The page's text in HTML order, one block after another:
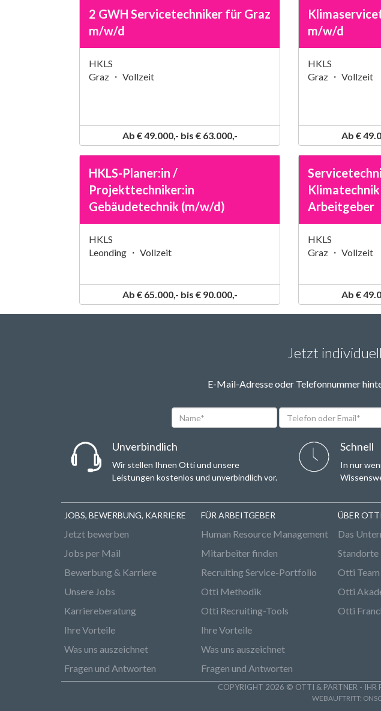
2 GWH Servicetechniker für Graz
m/w/d
HKLS
Graz ・ Vollzeit
Ab € 49.000,- bis € 63.000,-
m/w/d
HKLS
Graz ・ Vollzeit
Ab €
HKLS-Planer:in /
Projekttechniker:in
Gebäudetechnik (m/w/d)
HKLS
Leonding ・ Vollzeit
Ab € 65.000,- bis € 90.000,-
Arbeitgeber
HKLS
Graz ・ Vollzeit
Ab €
Jetzt
E-Mail-Adresse oder Telefonnummer
Name*
Telefon
oder
Unverbindlich
Wir stellen Ihnen Otti und unsere
Leistungen kostenlos und unverbindlich vor.
Schnell
In nur
JOBS, BEWERBUNG, KARRIERE
Jetzt bewerben
Jobs per Mail
Bewerbung & Karriere
Unsere Jobs
Karriereberatung
Ihre Vorteile
Was uns auszeichnet
Fragen und Antworten
FÜR ARBEITGEBER
Human Resource Management
Mitarbeiter finden
Recruiting Service-Portfolio
Otti Methodik
Otti Recruiting-Tools
Ihre Vorteile
Was uns auszeichnet
Fragen und Antworten
ÜBER
Das
Standorte
Otti Team
Otti
Otti
COPYRIGHT 2026 © OTTI & PARTNER - IHR
WEBAUFTRITT: